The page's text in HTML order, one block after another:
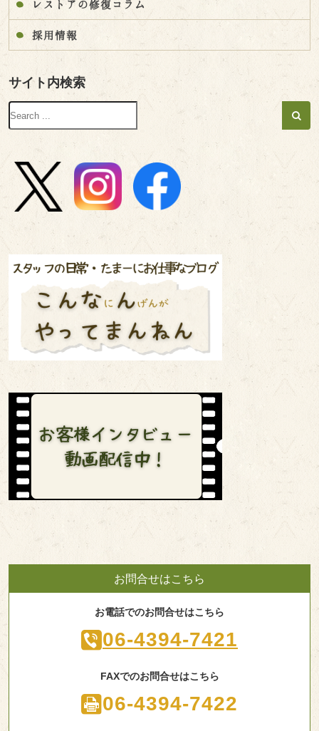
レストアの修復コラム
採用情報
サイト内検索
お問合せはこちら
お電話でのお問合せはこちら
06-4394-7421
FAXでのお問合せはこちら
06-4394-7422